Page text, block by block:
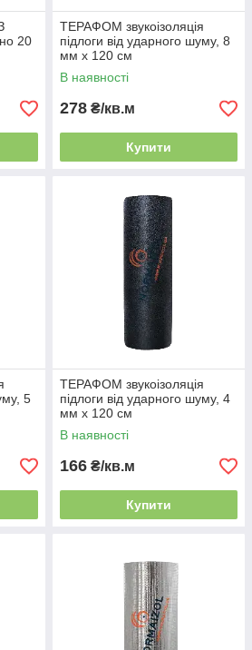
20
ТЕРАФОМ звукоізоляція
підлоги від ударного шуму, 8
мм х 120 см
В наявності
278 ₴/кв.м
Купити
5
ТЕРАФОМ звукоізоляція
підлоги від ударного шуму, 4
мм х 120 см
В наявності
166 ₴/кв.м
Купити